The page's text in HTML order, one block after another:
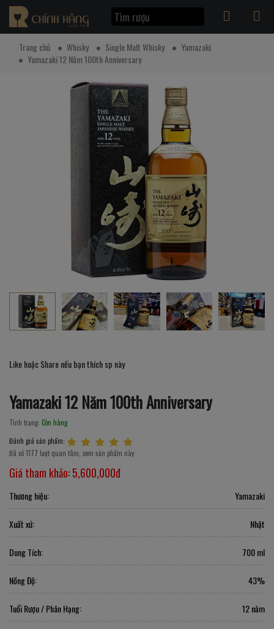
Trang chủ Whisky Single Malt Whisky
Yamazaki
Yamazaki 12 Năm 100th Anniversary
Like hoặc Share nếu bạn thích sp này
Yamazaki 12 Năm 100th Anniversary
Tình trạng: Còn hàng
Đánh giá sản phẩm:
Đã có 1177 lượt quan tâm, xem sản phẩm này
Giá tham khảo:5,600,000đ
Thương hiệu: Yamazaki
Xuất xứ: Nhật
Dung Tích: 700 ml
Nồng Độ: 43%
Tuổi Rượu / Phân Hạng: 12 năm